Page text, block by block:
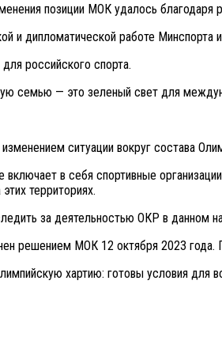
позиции МОК удалось благодаря
и дипломатической работе
российского спорта.
семью — это зеленый свет для
ситуации вокруг состава
в себя спортивные
территориях.
за деятельностью ОКР в данном
решением МОК 12 октября 2023
хартию: готовы условия для